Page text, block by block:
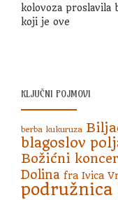
kolovoza proslavila
koji je ove
KLJUČNI POJMOVI
berba kukuruza
blagoslov
Božićni
Dolina fra Ivica
podružnica